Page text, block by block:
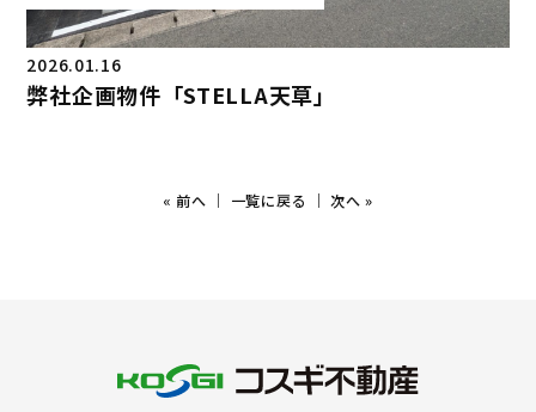
2026.01.16
弊社企画物件「STELLA天草」
« 前へ ｜ 一覧に戻る ｜次へ »